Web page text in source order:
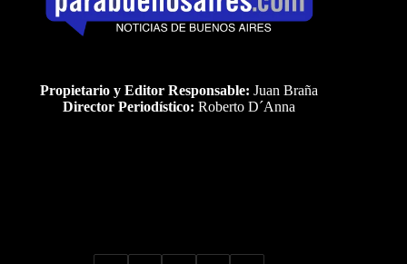
Propietario y Editor Responsable: Juan Braña
Director Periodístico: Roberto D´Anna